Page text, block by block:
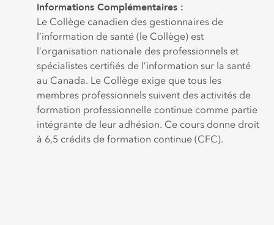
Informations Complémentaires :
Le Collège canadien des gestionnaires de
l’information de santé (le Collège) est
l’organisation nationale des professionnels et
spécialistes certifiés de l’information sur la santé
au Canada. Le Collège exige que tous les
membres professionnels suivent des activités de
formation professionnelle continue comme partie
intégrante de leur adhésion. Ce cours donne droit
à 6,5 crédits de formation continue (CFC).